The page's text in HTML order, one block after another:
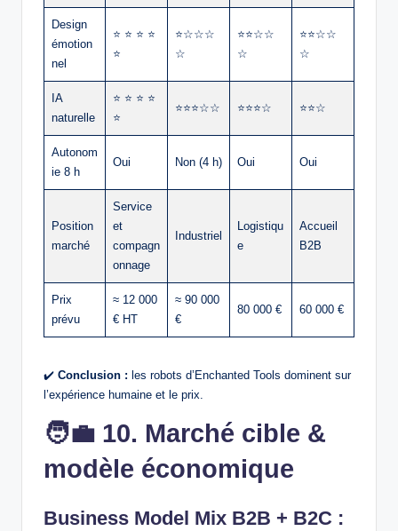
Design
émotion
nel
⭐ ⭐ ⭐ ⭐
⭐
⭐☆☆☆
☆
⭐⭐☆☆
☆
⭐⭐☆☆
☆
IA
naturelle
⭐ ⭐ ⭐ ⭐
⭐
⭐⭐⭐☆☆ ⭐⭐⭐☆ ⭐⭐☆
Autonom
ie 8 h
Oui Non (4 h) Oui Oui
Position
marché
Service
et
compagn
onnage
Industriel
Logistiqu
e
Accueil
B2B
Prix
prévu
≈ 12 000
€ HT
≈ 90 000
€
80 000 € 60 000 €
✔️ Conclusion : les robots d’Enchanted Tools dominent sur
l’expérience humaine et le prix.
🧑‍💼 10. Marché cible &
modèle économique
Business Model Mix B2B + B2C :